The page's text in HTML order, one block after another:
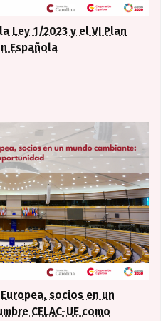
Ley 1/2023 y el VI Plan
Española
socios en un
CELAC-UE como